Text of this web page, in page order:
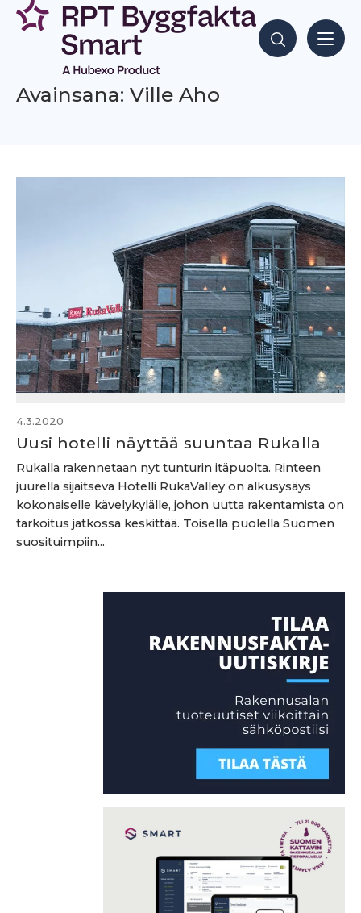
Siirry
sisältöön
Hae sisältöjä
Avainsana: Ville Aho
4.3.2020
Uusi hotelli näyttää suuntaa Rukalla
Rukalla rakennetaan nyt tunturin itäpuolta. Rinteen
juurella sijaitseva Hotelli RukaValley on alkusysäys
kokonaiselle kävelykylälle, johon uutta rakentamista on
tarkoitus jatkossa keskittää. Toisella puolella Suomen
suosituimpiin...